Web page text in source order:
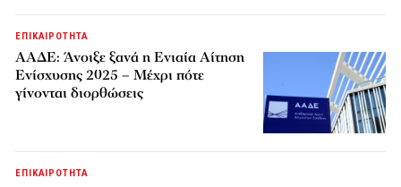
ΕΠΙΚΑΙΡΟΤΗΤΑ
ΑΑΔΕ: Άνοιξε ξανά η Ενιαία Αίτηση
Ενίσχυσης 2025 – Μέχρι πότε
γίνονται διορθώσεις
ΕΠΙΚΑΙΡΟΤΗΤΑ